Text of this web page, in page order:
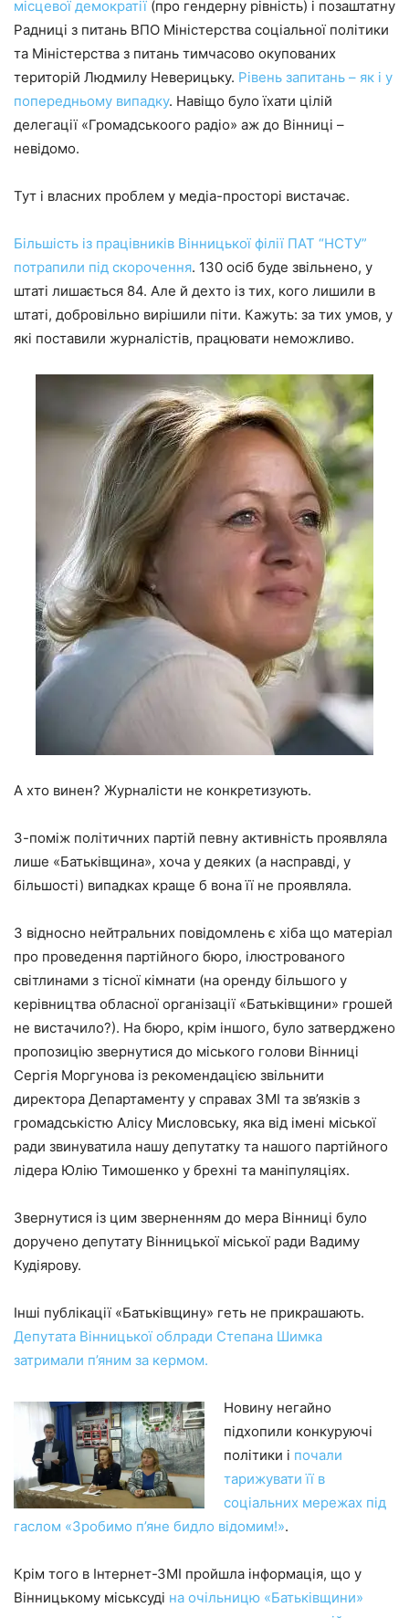
місцевої демократії (про гендерну рівність) і позаштатну
Радниці з питань ВПО Міністерства соціальної політики
та Міністерства з питань тимчасово окупованих
територій Людмилу Неверицьку. Рівень запитань – як і у
попередньому випадку. Навіщо було їхати цілій
делегації «Громадськоого радіо» аж до Вінниці –
невідомо.
Тут і власних проблем у медіа-просторі вистачає.
Більшість із працівників Вінницької філії ПАТ “НСТУ”
потрапили під скорочення. 130 осіб буде звільнено, у
штаті лишається 84. Але й дехто із тих, кого лишили в
штаті, добровільно вирішили піти. Кажуть: за тих умов, у
які поставили журналістів, працювати неможливо.
А хто винен? Журналісти не конкретизують.
З-поміж політичних партій певну активність проявляла
лише «Батьківщина», хоча у деяких (а насправді, у
більшості) випадках краще б вона її не проявляла.
З відносно нейтральних повідомлень є хіба що матеріал
про проведення партійного бюро, ілюстрованого
світлинами з тісної кімнати (на оренду більшого у
керівництва обласної організації «Батьківщини» грошей
не вистачило?). На бюро, крім іншого, було затверджено
пропозицію звернутися до міського голови Вінниці
Сергія Моргунова із рекомендацією звільнити
директора Департаменту у справах ЗМІ та зв’язків з
громадськістю Алісу Мисловську, яка від імені міської
ради звинуватила нашу депутатку та нашого партійного
лідера Юлію Тимошенко у брехні та маніпуляціях.
Звернутися із цим зверненням до мера Вінниці було
доручено депутату Вінницької міської ради Вадиму
Кудіярову.
Інші публікації «Батьківщину» геть не прикрашають.
Депутата Вінницької облради Степана Шимка
затримали п’яним за кермом.
Новину негайно
підхопили конкуруючі
політики і почали
тарижувати її в
соціальних мережах під
гаслом «Зробимо п’яне бидло відомим!».
Крім того в Інтернет-ЗМІ пройшла інформація, що у
Вінницькому міськсуді на очільницю «Батьківщини»